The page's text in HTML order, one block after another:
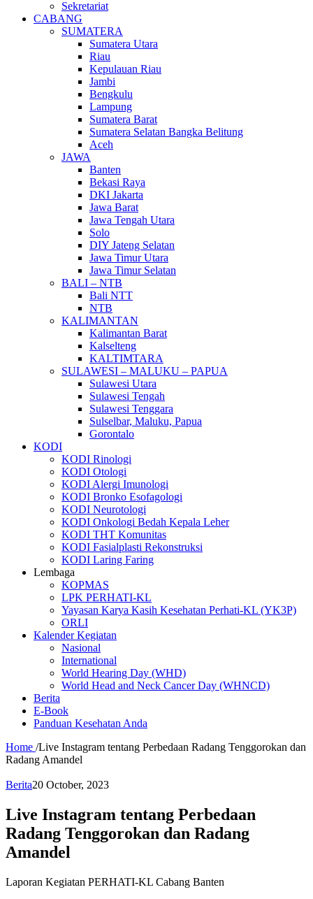
Sekretariat
CABANG
SUMATERA
Sumatera Utara
Riau
Kepulauan Riau
Jambi
Bengkulu
Lampung
Sumatera Barat
Sumatera Selatan Bangka Belitung
Aceh
JAWA
Banten
Bekasi Raya
DKI Jakarta
Jawa Barat
Jawa Tengah Utara
Solo
DIY Jateng Selatan
Jawa Timur Utara
Jawa Timur Selatan
BALI – NTB
Bali NTT
NTB
KALIMANTAN
Kalimantan Barat
Kalselteng
KALTIMTARA
SULAWESI – MALUKU – PAPUA
Sulawesi Utara
Sulawesi Tengah
Sulawesi Tenggara
Sulselbar, Maluku, Papua
Gorontalo
KODI
KODI Rinologi
KODI Otologi
KODI Alergi Imunologi
KODI Bronko Esofagologi
KODI Neurotologi
KODI Onkologi Bedah Kepala Leher
KODI THT Komunitas
KODI Fasialplasti Rekonstruksi
KODI Laring Faring
Lembaga
KOPMAS
LPK PERHATI-KL
Yayasan Karya Kasih Kesehatan Perhati-KL (YK3P)
ORLI
Kalender Kegiatan
Nasional
International
World Hearing Day (WHD)
World Head and Neck Cancer Day (WHNCD)
Berita
E-Book
Panduan Kesehatan Anda
Home /Live Instagram tentang Perbedaan Radang Tenggorokan dan
Radang Amandel
Berita20 October, 2023
Live Instagram tentang Perbedaan
Radang Tenggorokan dan Radang
Amandel
Laporan Kegiatan PERHATI-KL Cabang Banten